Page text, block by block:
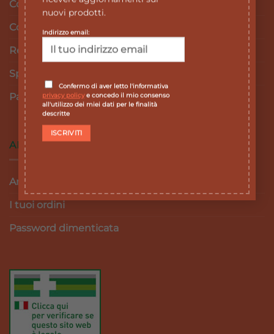
nuovi prodotti.
Indirizzo email:
Confermo di aver letto l'informativa
privacy policye concedo il mio consenso
all'utilizzo dei miei dati per le finalità
descritte
Cookie Policy
Condizioni e termini di vendita
Resi e Rimborsi
Spedizioni
Pagamenti
AREA RISERVATA
Area personale
I tuoi ordini
Password dimenticata